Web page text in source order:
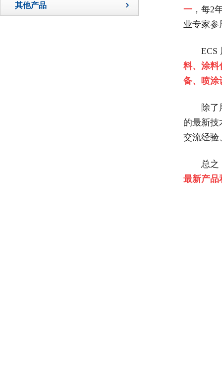
其他产品
一 ，每2
业专家参
ECS
料、涂料
备、喷涂
除
的最新技
交流经验
总之
最新产品